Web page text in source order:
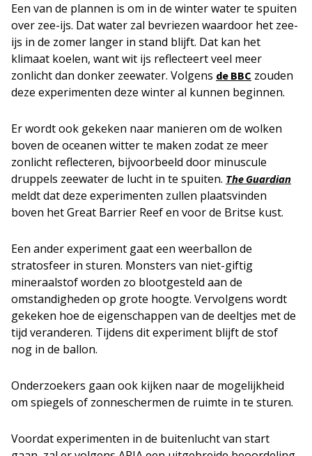
Een van de plannen is om in de winter water te spuiten
over zee-ijs. Dat water zal bevriezen waardoor het zee-
ijs in de zomer langer in stand blijft. Dat kan het
klimaat koelen, want wit ijs reflecteert veel meer
zonlicht dan donker zeewater. Volgens de BBC zouden
deze experimenten deze winter al kunnen beginnen.
Er wordt ook gekeken naar manieren om de wolken
boven de oceanen witter te maken zodat ze meer
zonlicht reflecteren, bijvoorbeeld door minuscule
druppels zeewater de lucht in te spuiten. The Guardian
meldt dat deze experimenten zullen plaatsvinden
boven het Great Barrier Reef en voor de Britse kust.
Een ander experiment gaat een weerballon de
stratosfeer in sturen. Monsters van niet-giftig
mineraalstof worden zo blootgesteld aan de
omstandigheden op grote hoogte. Vervolgens wordt
gekeken hoe de eigenschappen van de deeltjes met de
tijd veranderen. Tijdens dit experiment blijft de stof
nog in de ballon.
Onderzoekers gaan ook kijken naar de mogelijkheid
om spiegels of zonneschermen de ruimte in te sturen.
Voordat experimenten in de buitenlucht van start